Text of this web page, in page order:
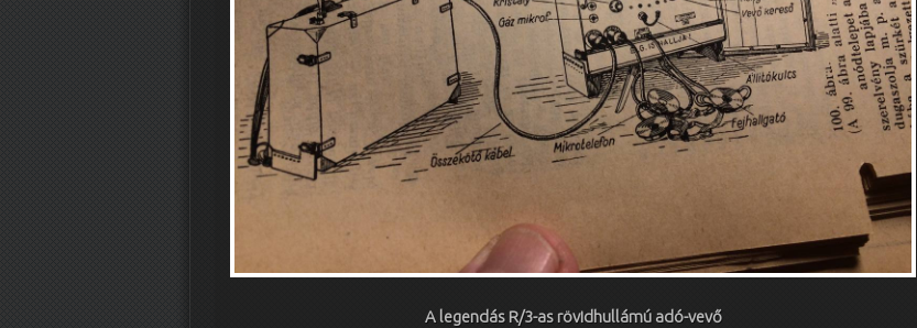
A legendás R/3-as rövidhullámú adó-vevő